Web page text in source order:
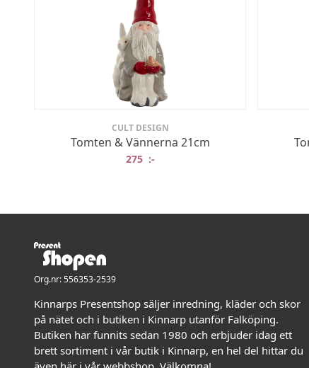
CULT DESIGN
Tomten & Vännerna 21cm
275 :-
Org.nr: 556353-2539
Kinnarps Presentshop säljer inredning, kläder och skor
på nätet och i butiken i Kinnarp utanför Falköping.
Butiken har funnits sedan 1980 och erbjuder idag ett
brett sortiment i vår butik i Kinnarp, en hel del hittar du